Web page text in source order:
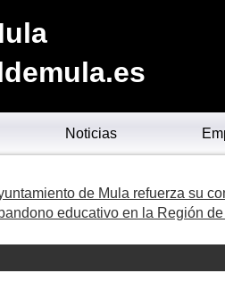
Noticias
de Mula refuerza su
educativo en la Región